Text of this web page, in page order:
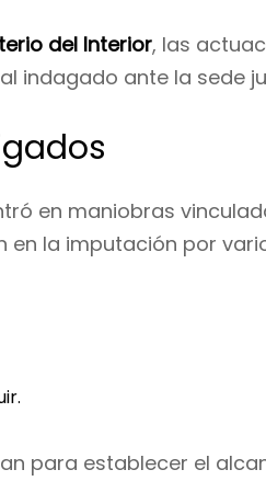
del Interior, las
indagado ante la sede
en maniobras
en la imputación por
para establecer el